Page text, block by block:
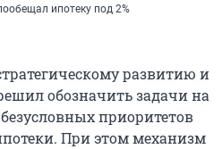
ипотеку под 2%
развитию и
обозначить задачи на
приоритетов
При этом механизм